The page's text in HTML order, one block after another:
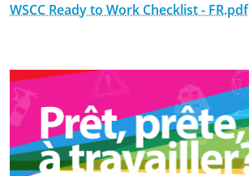
WSCC Ready to Work Checklist - FR.pdf